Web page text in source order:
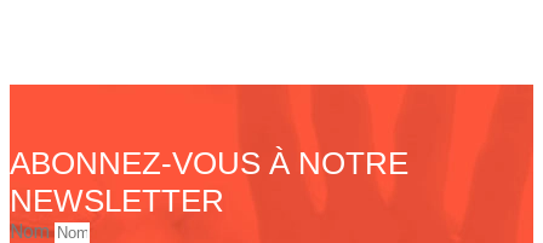
ABONNEZ-VOUS À NOTRE
NEWSLETTER
Nom